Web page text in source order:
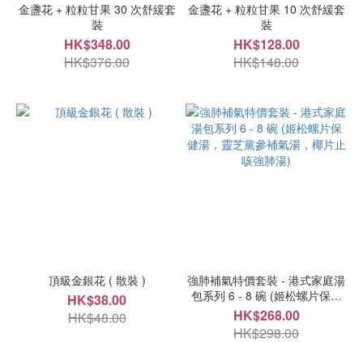
金盞花 + 粒粒甘果 30 次舒緩套
裝
HK$348.00
HK$376.00
金盞花 + 粒粒甘果 10 次舒緩套
裝
HK$128.00
HK$148.00
頂級金銀花 ( 散裝 )
HK$38.00
HK$48.00
強肺補氣特價套裝 - 港式家庭湯
包系列 6 - 8 碗 (姬松螺片保健
湯，靈芝黨參補氣湯，椰片止咳
強肺湯)
HK$268.00
HK$298.00